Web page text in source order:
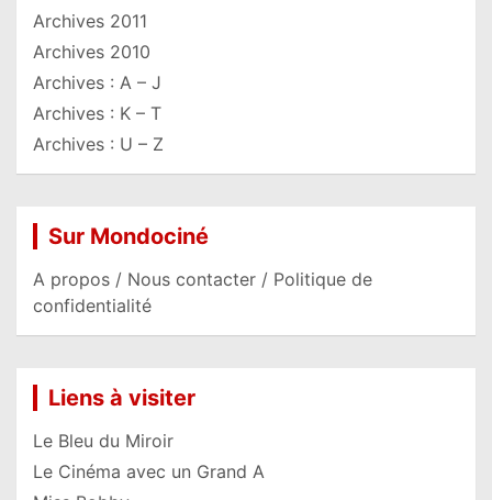
Archives 2011
Archives 2010
Archives : A – J
Archives : K – T
Archives : U – Z
Sur Mondociné
A propos / Nous contacter / Politique de
confidentialité
Liens à visiter
Le Bleu du Miroir
Le Cinéma avec un Grand A